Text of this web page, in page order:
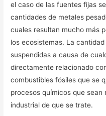
el caso de las fuentes fijas
cantidades de metales
cuales resultan mucho más
los ecosistemas. La
suspendidas a causa de
directamente relacionado
combustibles fósiles que se
procesos químicos que
industrial de que se trate.